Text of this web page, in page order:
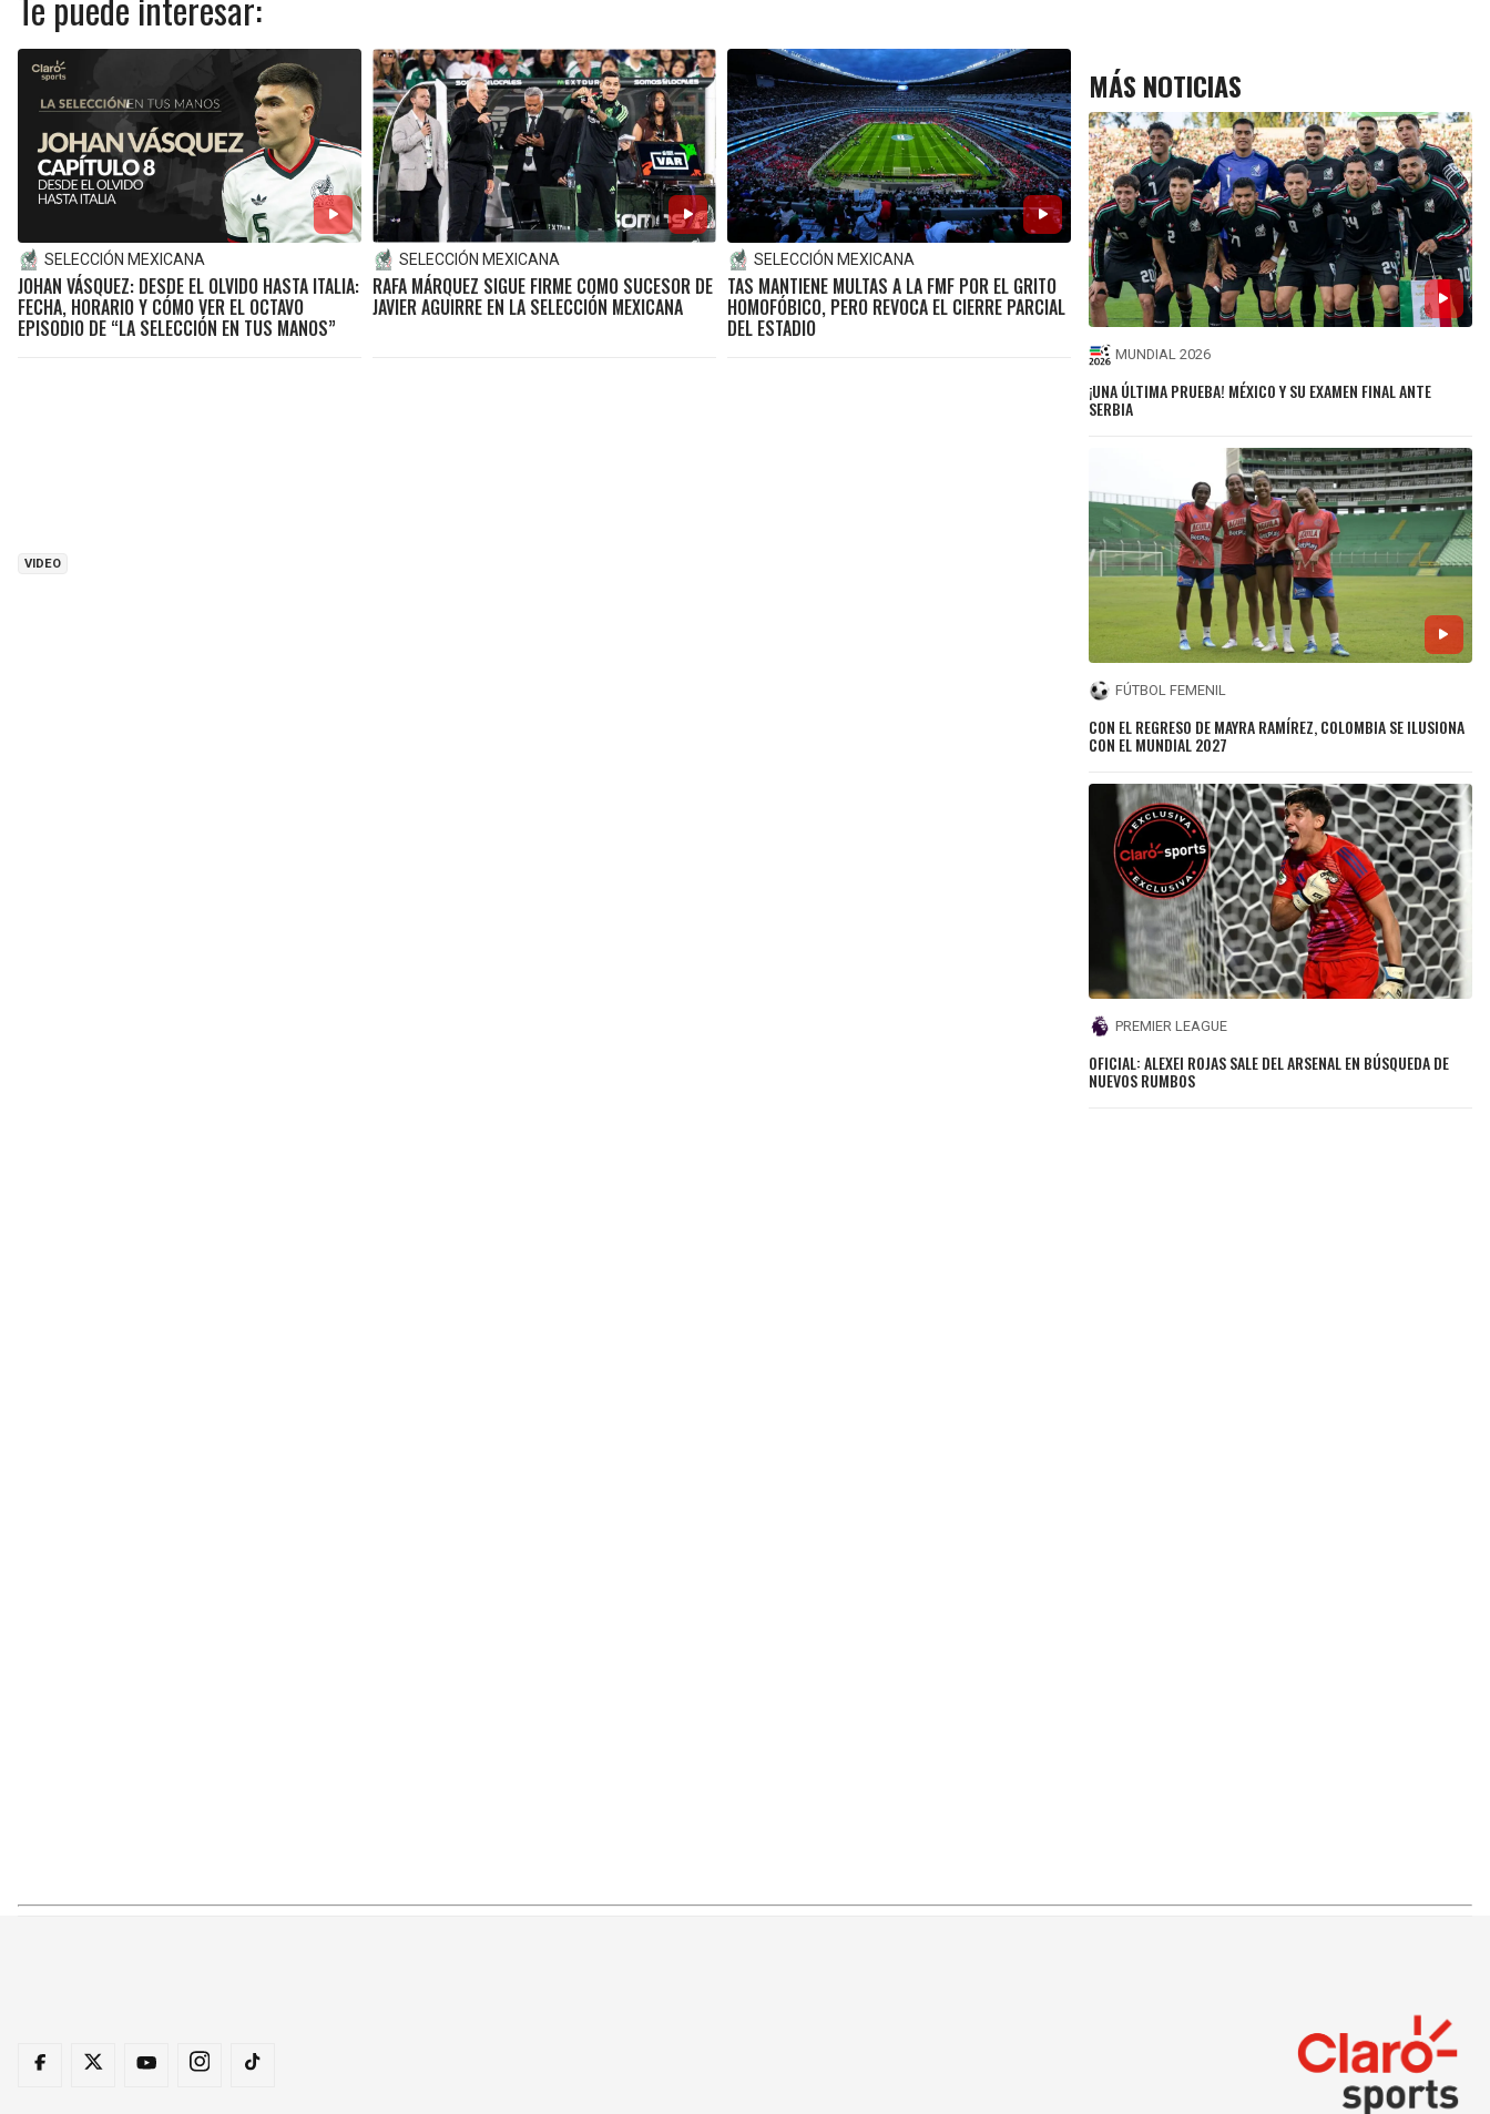
SELECCIÓN MEXICANA
JOHAN VÁSQUEZ: DESDE EL OLVIDO HASTA ITALIA:
FECHA, HORARIO Y CÓMO VER EL OCTAVO
EPISODIO DE “LA SELECCIÓN EN TUS MANOS”
SELECCIÓN MEXICANA
RAFA MÁRQUEZ SIGUE FIRME COMO SUCESOR DE
JAVIER AGUIRRE EN LA SELECCIÓN MEXICANA
SELECCIÓN MEXICANA
TAS MANTIENE MULTAS A LA FMF POR EL GRITO
HOMOFÓBICO, PERO REVOCA EL CIERRE PARCIAL
DEL ESTADIO
VIDEO
MÁS NOTICIAS
MUNDIAL 2026
¡UNA ÚLTIMA PRUEBA! MÉXICO Y SU EXAMEN FINAL ANTE
SERBIA
FÚTBOL FEMENIL
CON EL REGRESO DE MAYRA RAMÍREZ, COLOMBIA SE ILUSIONA
CON EL MUNDIAL 2027
PREMIER LEAGUE
OFICIAL: ALEXEI ROJAS SALE DEL ARSENAL EN BÚSQUEDA DE
NUEVOS RUMBOS